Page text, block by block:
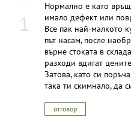
1
Нормално е като
имало дефект или
Все пак най-малкото
път насам, после
върне стоката в
разходи вдигат
Затова, като си
така ти скимнало, да
отговор